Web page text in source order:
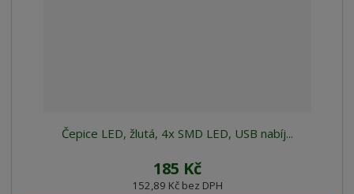
Čepice LED, žlutá, 4x SMD LED, USB nabíj...
185 Kč
152,89 Kč bez DPH